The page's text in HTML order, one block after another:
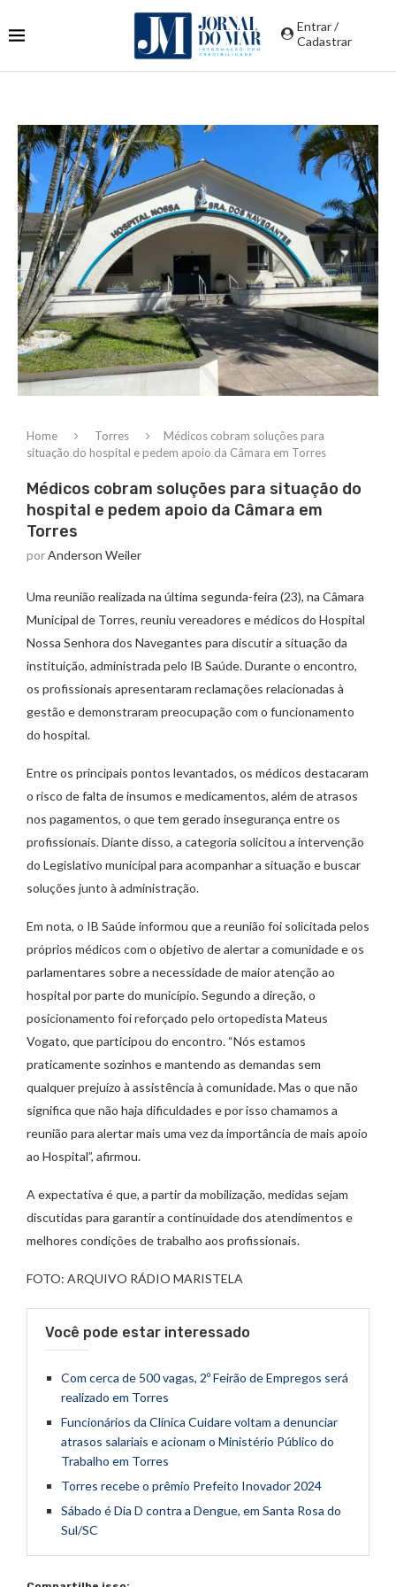
Entrar /
Cadastrar
Home Torres
Médicos cobram soluções para
situação do hospital e pedem apoio da Câmara em Torres
Médicos cobram soluções para situação do
hospital e pedem apoio da Câmara em
Torres
porAnderson Weiler
Uma reunião realizada na última segunda-feira (23), na Câmara
Municipal de Torres, reuniu vereadores e médicos do Hospital
Nossa Senhora dos Navegantes para discutir a situação da
instituição, administrada pelo IB Saúde. Durante o encontro,
os profissionais apresentaram reclamações relacionadas à
gestão e demonstraram preocupação com o funcionamento
do hospital.
Entre os principais pontos levantados, os médicos destacaram
o risco de falta de insumos e medicamentos, além de atrasos
nos pagamentos, o que tem gerado insegurança entre os
profissionais. Diante disso, a categoria solicitou a intervenção
do Legislativo municipal para acompanhar a situação e buscar
soluções junto à administração.
Em nota, o IB Saúde informou que a reunião foi solicitada pelos
próprios médicos com o objetivo de alertar a comunidade e os
parlamentares sobre a necessidade de maior atenção ao
hospital por parte do município. Segundo a direção, o
posicionamento foi reforçado pelo ortopedista Mateus
Vogato, que participou do encontro. “Nós estamos
praticamente sozinhos e mantendo as demandas sem
qualquer prejuízo à assistência à comunidade. Mas o que não
significa que não haja dificuldades e por isso chamamos a
reunião para alertar mais uma vez da importância de mais apoio
ao Hospital”, afirmou.
A expectativa é que, a partir da mobilização, medidas sejam
discutidas para garantir a continuidade dos atendimentos e
melhores condições de trabalho aos profissionais.
FOTO: ARQUIVO RÁDIO MARISTELA
Você pode estar interessado
Com cerca de 500 vagas, 2º Feirão de Empregos será
realizado em Torres
Funcionários da Clínica Cuidare voltam a denunciar
atrasos salariais e acionam o Ministério Público do
Trabalho em Torres
Torres recebe o prêmio Prefeito Inovador 2024
Sábado é Dia D contra a Dengue, em Santa Rosa do
Sul/SC